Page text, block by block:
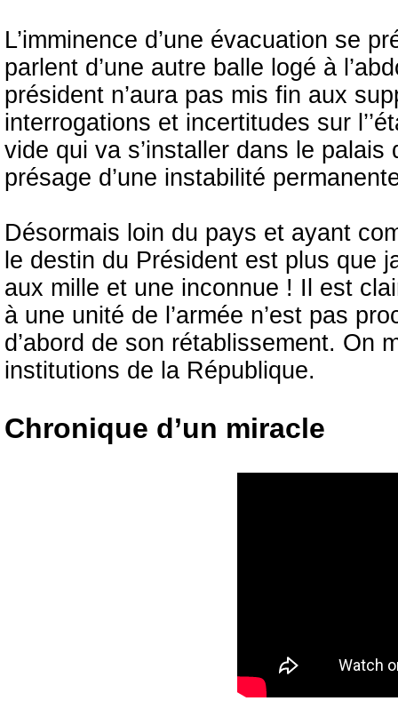
L’imminence d’une évacuation se
parlent d’une autre balle logé à
président n’aura pas mis fin aux
interrogations et incertitudes sur
vide qui va s’installer dans le
présage d’une instabilité
Désormais loin du pays et ayant
le destin du Président est plus que
aux mille et une inconnue ! Il est
à une unité de l’armée n’est pas
d’abord de son rétablissement. On
institutions de la République.
Chronique d’un miracle